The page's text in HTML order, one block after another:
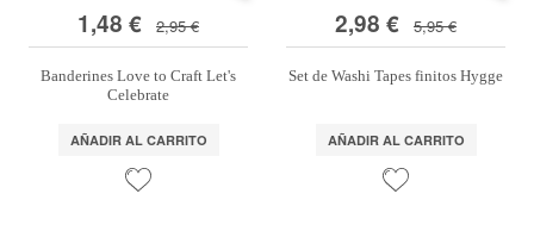
1,48 € 2,95 €
Banderines Love to Craft Let's
Celebrate
AÑADIR AL CARRITO
2,98 € 5,95 €
Set de Washi Tapes finitos Hygge
AÑADIR AL CARRITO